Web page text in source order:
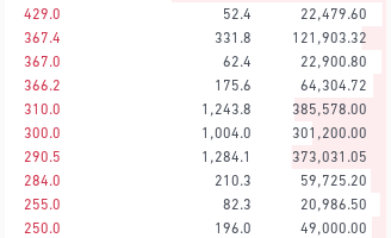
429.0
52.4
22,479.60
367.4
331.8
121,903.32
367.0
62.4
22,900.80
366.2
175.6
64,304.72
310.0
1,243.8
385,578.00
300.0
1,004.0
301,200.00
290.5
1,284.1
373,031.05
284.0
210.3
59,725.20
255.0
82.3
20,986.50
250.0
196.0
49,000.00